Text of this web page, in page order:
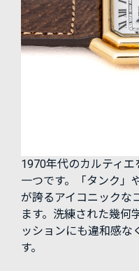
1970年代のカルティ
一つです。「タンク」
が誇るアイコニックな
ます。洗練された幾何
ッションにも違和感な
す。